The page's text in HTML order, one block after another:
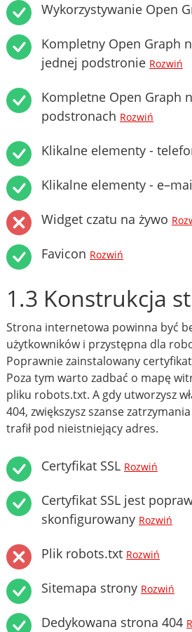
Wykorzystywanie Open
Kompletny Open Graph
jednej podstronie Rozwiń
Kompletne Open Graph
podstronach Rozwiń
Klikalne elementy -
Klikalne elementy -
Widget czatu na żywo
Favicon Rozwiń
1.3 Konstrukcja
Strona internetowa powinna być
użytkowników i przystępna dla
Poprawnie zainstalowany
Poza tym warto zadbać o mapę
pliku robots.txt. A gdy utworzysz
404, zwiększysz szanse
trafił pod nieistniejący adres.
Certyfikat SSL Rozwiń
Certyfikat SSL jest
skonfigurowany Rozwiń
Plik robots.txt Rozwiń
Sitemapa strony Rozwiń
Dedykowana strona 404